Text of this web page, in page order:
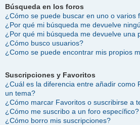
Búsqueda en los foros
¿Cómo se puede buscar en uno o varios
¿Por qué mi búsqueda me devuelve
¿Por qué mi búsqueda me devuelve una
¿Cómo busco usuarios?
¿Como se puede encontrar mis propios
Suscripciones y Favoritos
¿Cuál es la diferencia entre añadir como
un tema?
¿Cómo marcar Favoritos o suscribirse a
¿Cómo me suscribo a un foro específico?
¿Cómo borro mis suscripciones?